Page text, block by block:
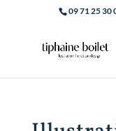
09 71 25 30